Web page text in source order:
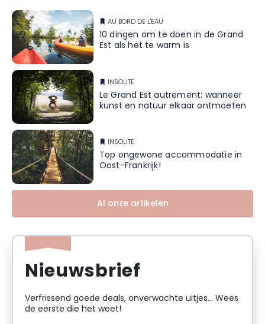
AU BORD DE L'EAU
10 dingen om te doen in de Grand
Est als het te warm is
INSOLITE
Le Grand Est autrement: wanneer
kunst en natuur elkaar ontmoeten
INSOLITE
Top ongewone accommodatie in
Oost-Frankrijk!
Al onze artikelen
Nieuwsbrief
Verfrissend goede deals, onverwachte uitjes... Wees
de eerste die het weet!